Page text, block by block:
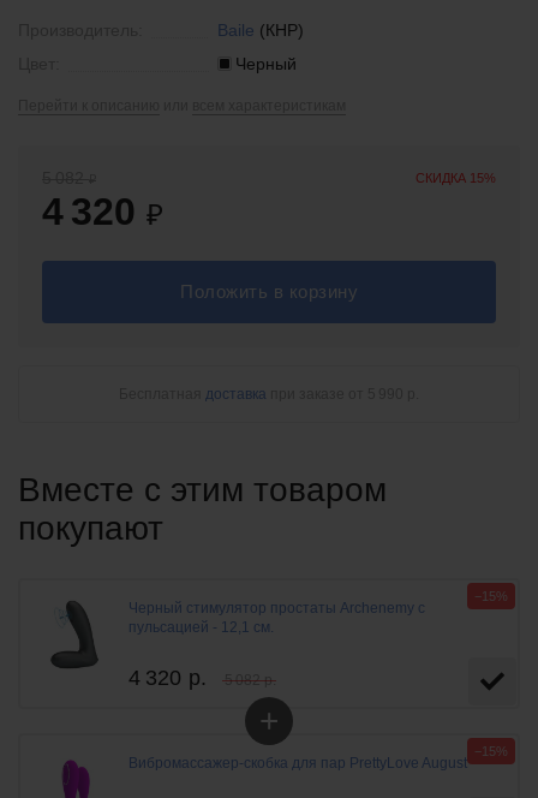
Baile (КНР)
Черный
СКИДКА 15%
4 320 ₽
Положить в корзину
доставка
Вместе с этим товаром
покупают
Черный стимулятор простаты Archenemy с
пульсацией - 12,1 см.
4 320 р. 5 082 р.
−15%
+
Вибромассажер-скобка для пар PrettyLove August
−15%